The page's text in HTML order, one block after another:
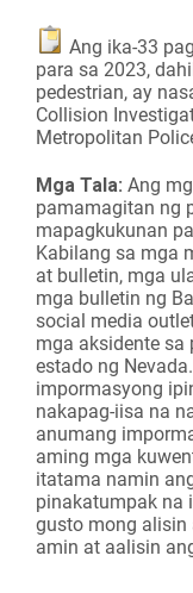
Ang ika-33
para sa 2023,
pedestrian, ay
Collision
Metropolitan
Mga Tala: Ang
pamamagitan ng
mapagkukunan
Kabilang sa mga
at bulletin, mga
mga bulletin ng
social media
mga aksidente sa
estado ng
impormasyong
nakapag-iisa na
anumang
aming mga
itatama namin
pinakatumpak na
gusto mong alisin
amin at aalisin